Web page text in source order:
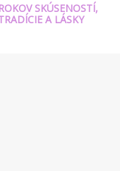
SKÚSENOSTÍ,
A LÁSKY